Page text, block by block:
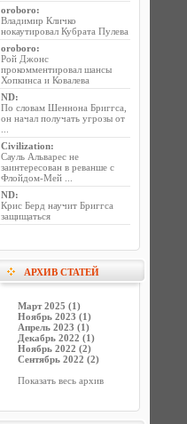
oroboro:
Владимир Кличко
нокаутировал Кубрата Пулева
oroboro:
Рой Джонс
прокомментировал шансы
Хопкинса и Ковалева
ND:
По словам Шеннона Бриггса,
он начал получать угрозы от
Civilization:
Сауль Альварес не
заинтересован в реванше с
Флойдом-Мей ...
ND:
Крис Берд научит Бриггса
защищаться
АРХИВ СТАТЕЙ
Март 2025 (1)
Ноябрь 2023 (1)
Апрель 2023 (1)
Декабрь 2022 (1)
Ноябрь 2022 (2)
Сентябрь 2022 (2)
Показать весь архив